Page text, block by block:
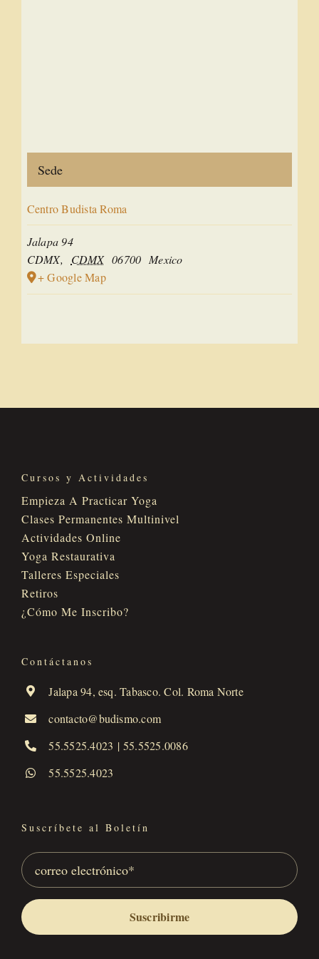
Sede
Centro Budista Roma
Jalapa 94
CDMX, CDMX 06700 Mexico
+ Google Map
Cursos y Actividades
Empieza A Practicar Yoga
Clases Permanentes Multinivel
Actividades Online
Yoga Restaurativa
Talleres Especiales
Retiros
¿Cómo Me Inscribo?
Contáctanos
Jalapa 94, esq. Tabasco. Col. Roma Norte
contacto@budismo.com
55.5525.4023 | 55.5525.0086
55.5525.4023
Suscríbete al Boletín
Suscribirme